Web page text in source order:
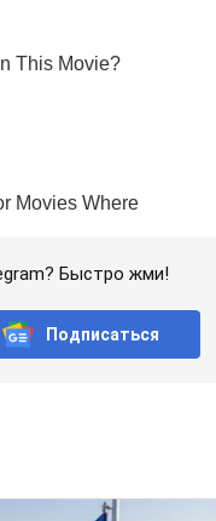
Быстро жми!
Подписаться